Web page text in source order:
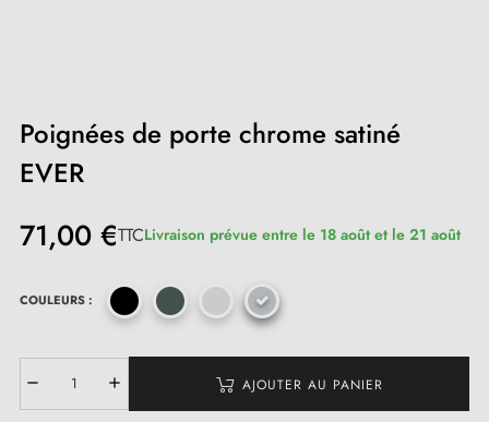
Poignées de porte chrome satiné
EVER
71,00 €TTCLivraison prévue entre le 18 août et le 21 août
COULEURS :
AJOUTER AU PANIER